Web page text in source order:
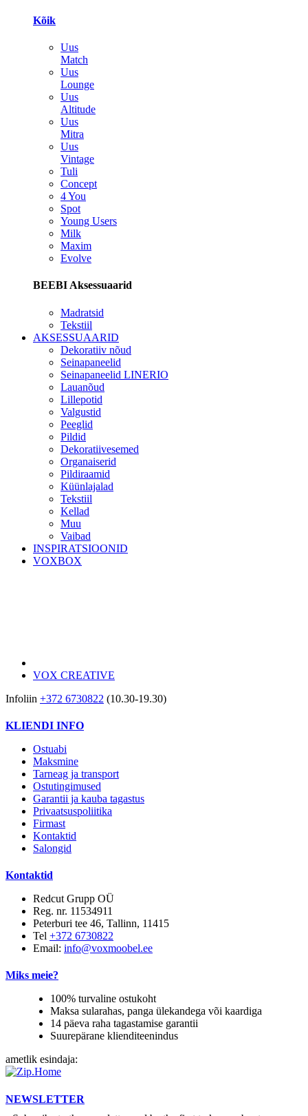
Kõik
Uus
Match
Uus
Lounge
Uus
Altitude
Uus
Mitra
Uus
Vintage
Tuli
Concept
4 You
Spot
Young Users
Milk
Maxim
Evolve
BEEBI Aksessuaarid
Madratsid
Tekstiil
AKSESSUAARID
Dekoratiiv nõud
Seinapaneelid
Seinapaneelid LINERIO
Lauanõud
Lillepotid
Valgustid
Peeglid
Pildid
Dekoratiivesemed
Organaiserid
Pildiraamid
Küünlajalad
Tekstiil
Kellad
Muu
Vaibad
INSPIRATSIOONID
VOXBOX
VOX CREATIVE
Infoliin +372 6730822 (10.30-19.30)
KLIENDI INFO
Ostuabi
Maksmine
Tarneag ja transport
Ostutingimused
Garantii ja kauba tagastus
Privaatsuspoliitika
Firmast
Kontaktid
Salongid
Kontaktid
Redcut Grupp OÜ
Reg. nr. 11534911
Peterburi tee 46, Tallinn, 11415
Tel +372 6730822
Email: info@voxmoobel.ee
Miks meie?
100% turvaline ostukoht
Maksa sularahas, panga ülekandega või kaardiga
14 päeva raha tagastamise garantii
Suurepärane klienditeenindus
ametlik esindaja:
NEWSLETTER